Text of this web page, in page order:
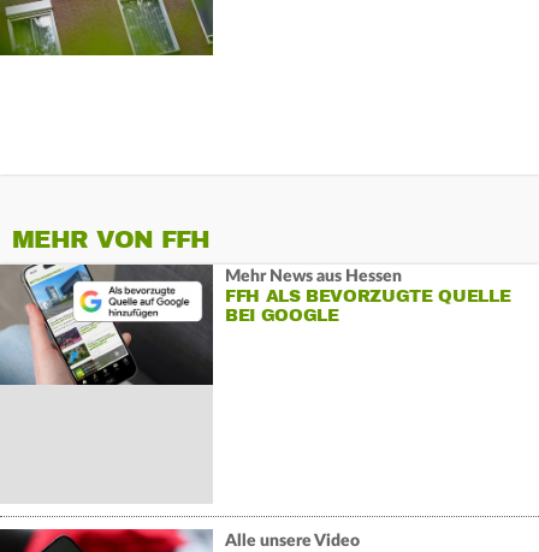
MEHR VON FFH
Mehr News aus Hessen
FFH ALS BEVORZUGTE QUELLE
BEI GOOGLE
Alle unsere Video